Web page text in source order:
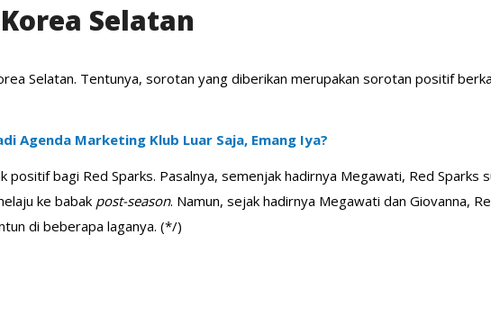
Selatan
Selatan. Tentunya, sorotan yang diberikan merupakan sorotan positif
Agenda Marketing Klub Luar Saja, Emang Iya?
bagi Red Sparks. Pasalnya, semenjak hadirnya Megawati, Red Sparks
ke babak post-season. Namun, sejak hadirnya Megawati dan Giovanna,
di beberapa laganya. (*/)